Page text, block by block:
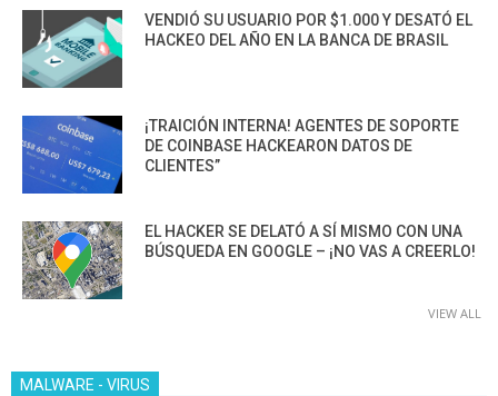
VENDIÓ SU USUARIO POR $1.000 Y DESATÓ EL
HACKEO DEL AÑO EN LA BANCA DE BRASIL
¡TRAICIÓN INTERNA! AGENTES DE SOPORTE
DE COINBASE HACKEARON DATOS DE
CLIENTES”
EL HACKER SE DELATÓ A SÍ MISMO CON UNA
BÚSQUEDA EN GOOGLE – ¡NO VAS A CREERLO!
VIEW ALL
MALWARE - VIRUS